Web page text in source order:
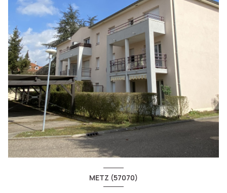
METZ (57070)